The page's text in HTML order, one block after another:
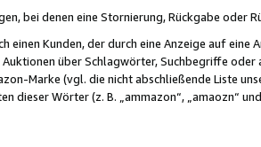
bei denen eine Stornierung, Rückgabe oder
einen Kunden, der durch eine Anzeige auf
Auktionen über Schlagwörter, Suchbegriffe
Marke (vgl. die nicht abschließende Liste
dieser Wörter (z. B. „ammazon“, „amaozn“